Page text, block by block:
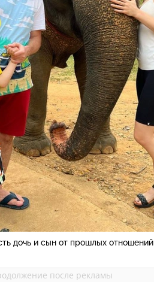
дочь и сын от прошлых отношений